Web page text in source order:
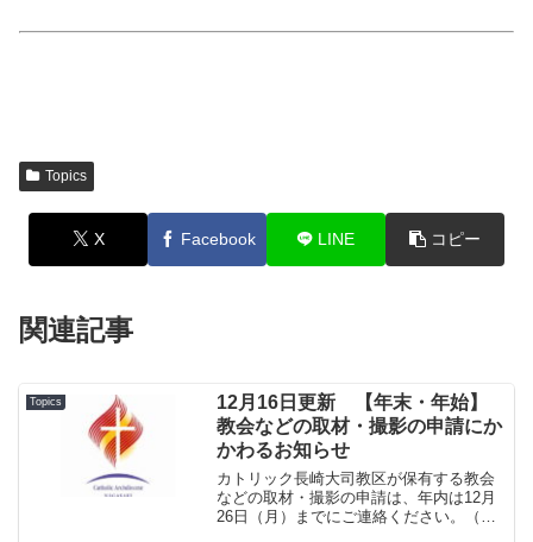
Topics
X Facebook LINE コピー
関連記事
Topics
12月16日更新 【年末・年始】
教会などの取材・撮影の申請にか
かわるお知らせ
カトリック長崎大司教区が保有する教会
などの取材・撮影の申請は、年内は12月
26日（月）までにご連絡ください。（申